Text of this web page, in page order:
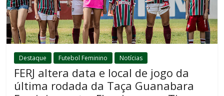
Destaque Futebol Feminino Notícias
FERJ altera data e local de jogo da
última rodada da Taça Guanabara